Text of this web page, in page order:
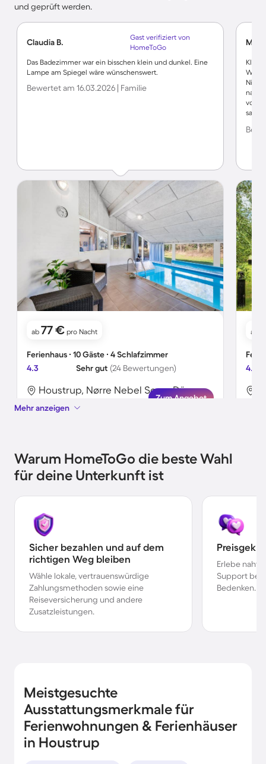
und geprüft werden.
Claudia B.
Gast verifiziert von
HomeToGo
Das Badezimmer war ein bisschen klein und dunkel. Eine
Lampe am Spiegel wäre wünschenswert.
Bewertet am 16.03.2026 | Familie
ab 77 € pro Nacht
Ferienhaus ∙ 10 Gäste ∙ 4 Schlafzimmer
4.3
Sehr gut (24 Bewertungen)
Houstrup, Nørre Nebel Sogn, Dänemark
Zum Angebot
Mike
nach
vom
ab
4.5
Mehr anzeigen
Warum HomeToGo die beste Wahl
für deine Unterkunft ist
Sicher bezahlen und auf dem
richtigen Weg bleiben
Wähle lokale, vertrauenswürdige
Zahlungsmethoden sowie eine
Reiseversicherung und andere
Zusatzleistungen.
Erlebe
Support bei
Bedenken.
Meistgesuchte
Ausstattungsmerkmale für
Ferienwohnungen & Ferienhäuser
in Houstrup